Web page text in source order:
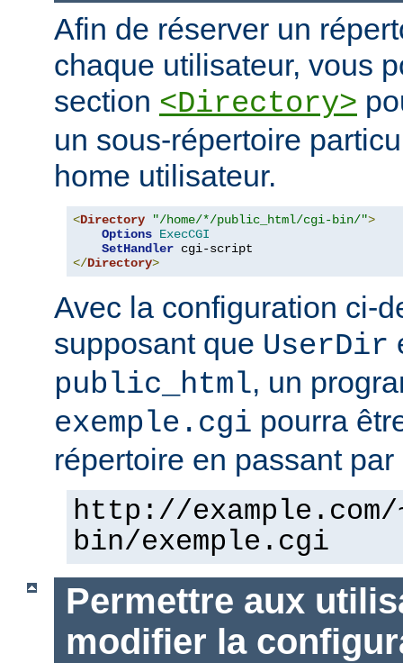
Afin de réserver un
chaque utilisateur, vous
section <Directory>
un sous-répertoire
home utilisateur.
<Directory "/home/*/public_html/cgi-bin/">
Options ExecCGI
SetHandler
</Directory>
Avec la configuration ci-
supposant que UserDir
public_html, un
exemple.cgi pourra
répertoire en passant par
http://
bin/exemple.cgi
Permettre aux
modifier la